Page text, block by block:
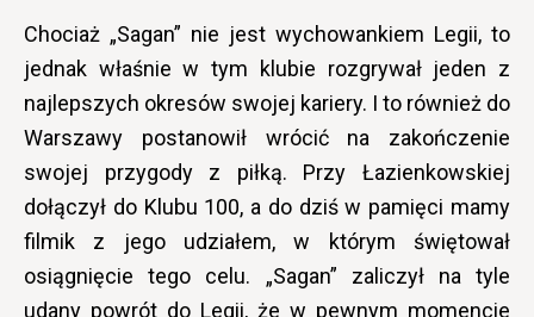
Chociaż „Sagan” nie jest wychowankiem Legii, to
jednak właśnie w tym klubie rozgrywał jeden z
najlepszych okresów swojej kariery. I to również do
Warszawy postanowił wrócić na zakończenie
swojej przygody z piłką. Przy Łazienkowskiej
dołączył do Klubu 100, a do dziś w pamięci mamy
filmik z jego udziałem, w którym świętował
osiągnięcie tego celu. „Sagan” zaliczył na tyle
udany powrót do Legii, że w pewnym momencie